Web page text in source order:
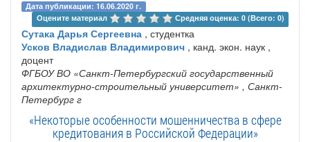
Дата публикации: 16.06.2020 г.
Оцените материал
Средняя оценка: 0 (Всего: 0)
Сутака Дарья Сергеевна , студентка
Усков Владислав Владимирович , канд. экон. наук ,
доцент
ФГБОУ ВО «Санкт-Петербургский государственный
архитектурно-строительный университет» , Санкт-
Петербург г
«Некоторые особенности мошенничества в сфере
кредитования в Российской Федерации»